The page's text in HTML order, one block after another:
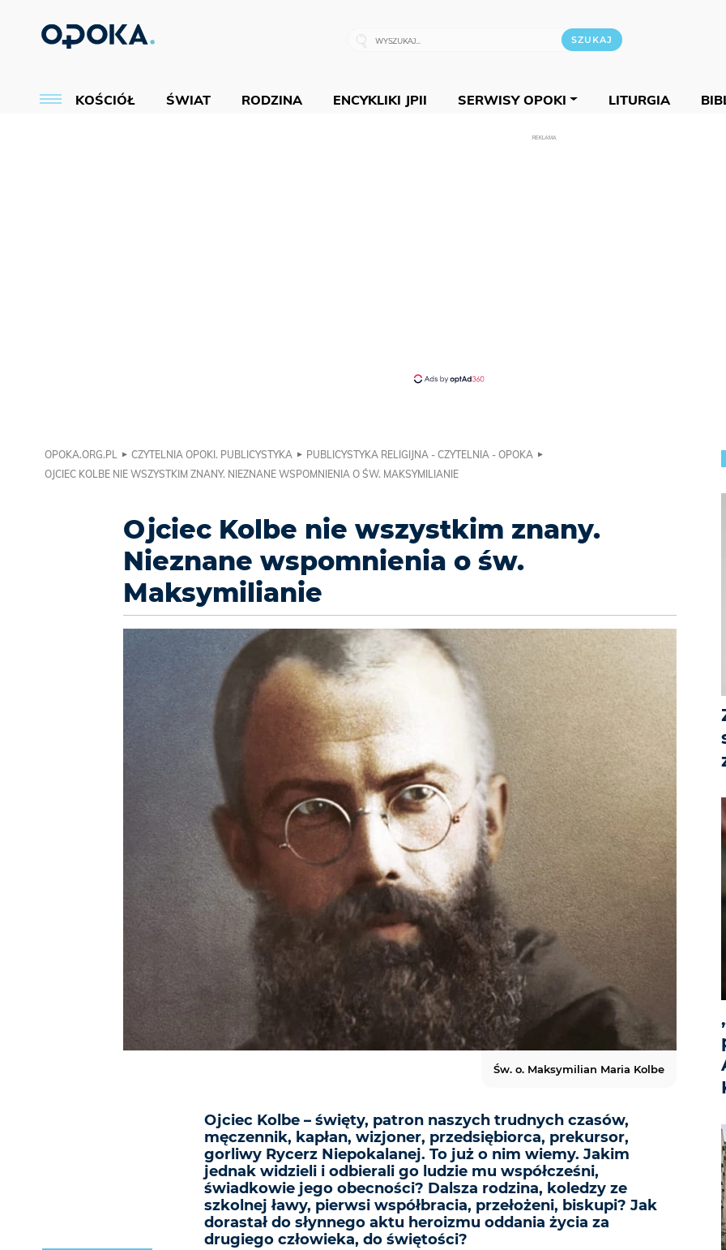
KOŚCIÓŁ ŚWIAT RODZINA ENCYKLIKI JPII SERWISY OPOKI LITURGIA
REKLAMA
OPOKA.ORG.PL CZYTELNIA OPOKI. PUBLICYSTYKA
PUBLICYSTYKA RELIGIJNA - CZYTELNIA - OPOKA
OJCIEC KOLBE NIE WSZYSTKIM ZNANY. NIEZNANE WSPOMNIENIA O ŚW. MAKSYMILIANIE
Ojciec Kolbe nie wszystkim znany.
Nieznane wspomnienia o św.
Maksymilianie
Ojciec Kolbe – święty, patron naszych trudnych czasów,
męczennik, kapłan, wizjoner, przedsiębiorca, prekursor,
gorliwy Rycerz Niepokalanej. To już o nim wiemy. Jakim
jednak widzieli i odbierali go ludzie mu współcześni,
świadkowie jego obecności? Dalsza rodzina, koledzy ze
szkolnej ławy, pierwsi współbracia, przełożeni, biskupi? Jak
dorastał do słynnego aktu heroizmu oddania życia za
drugiego człowieka, do świętości?
Św. o. Maksymilian Maria Kolbe